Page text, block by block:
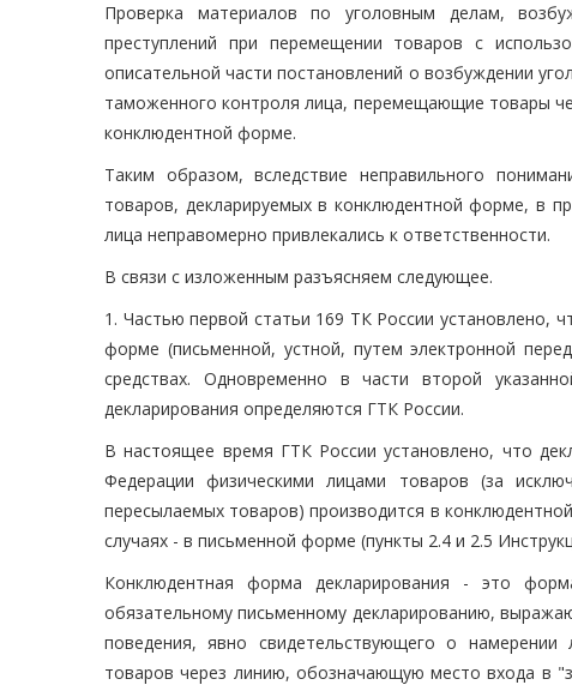
Проверка материалов по уголовным делам,
преступлений при перемещении товаров с
описательной части постановлений о возбуждении
таможенного контроля лица, перемещающие товары
конклюдентной форме.
Таким образом, вследствие неправильного
товаров, декларируемых в конклюдентной форме, в
лица неправомерно привлекались к ответственности.
В связи с изложенным разъясняем следующее.
1. Частью первой статьи 169 ТК России установлено,
форме (письменной, устной, путем электронной
средствах. Одновременно в части второй
декларирования определяются ГТК России.
В настоящее время ГТК России установлено, что
Федерации физическими лицами товаров (за
пересылаемых товаров) производится в
случаях - в письменной форме (пункты 2.4 и 2.5
Конклюдентная форма декларирования - это
обязательному письменному декларированию,
поведения, явно свидетельствующего о
товаров через линию, обозначающую место входа в